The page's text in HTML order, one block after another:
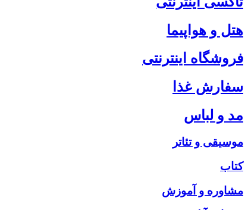
هتل و هواپیما
فروشگاه اینترنتی
سفارش غذا
مد و لباس
موسیقی و تئاتر
کتاب
مشاوره و آموزش